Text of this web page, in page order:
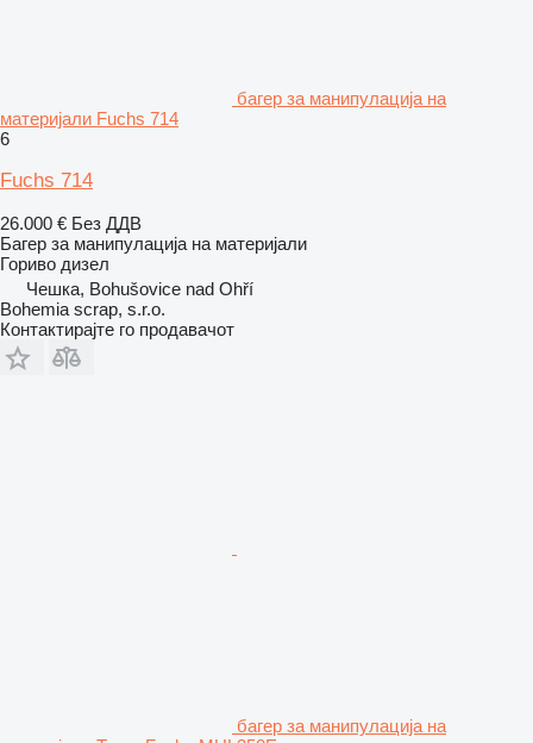
багер за манипулација на
материјали Fuchs 714
6
Fuchs 714
26.000 € Без ДДВ
Багер за манипулација на материјали
Гориво дизел
Чешка, Bohušovice nad Ohří
Bohemia scrap, s.r.o.
Контактирајте го продавачот
багер за манипулација на